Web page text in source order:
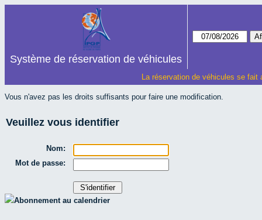
Système de réservation de véhicules
La réservation de véhicules se
Vous n'avez pas les droits suffisants pour faire une modification.
Veuillez vous identifier
Nom:
Mot de passe:
Abonnement au calendrier